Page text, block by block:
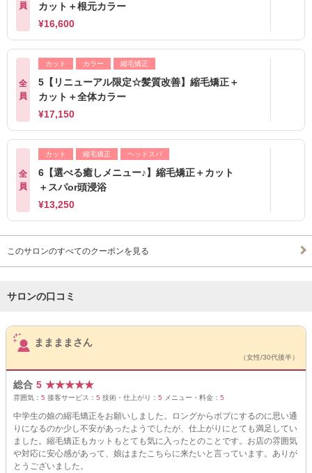
員
カット＋根元カラー
¥16,600
全
員
カット カラー 縮毛矯正
5【リニューアル限定☆髪質改善】縮毛矯正＋
カット＋全体カラー
¥17,150
全
員
カット 縮毛矯正 ヘッドスパ
6【選べる癒しメニュー♪】縮毛矯正＋カット
＋スパor頭浸浴
¥13,250
このサロンのすべてのクーポンを見る
サロンの口コミ
サロンPick Up
ままままさん
（女性/30代後半）
総合 5 ★★★★★
雰囲気： 5 接客サービス： 5 技術・仕上がり： 5 メニュー・料金： 5
中学生の娘の縮毛矯正をお願いしました。ロングからボブにするのに思い通
りになるのか少し不安があったようでしたが、仕上がりにとても満足してい
ました。縮毛矯正もカットもとても気に入ったとのことです。お店の雰囲気
や対応に安心感があって、娘はまたこちらに来たいと言っています。ありが
とうございました。